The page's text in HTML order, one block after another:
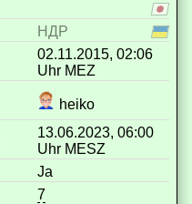
НДР
02.11.2015, 02:06
Uhr MEZ
heiko
13.06.2023, 06:00
Uhr MESZ
Ja
7